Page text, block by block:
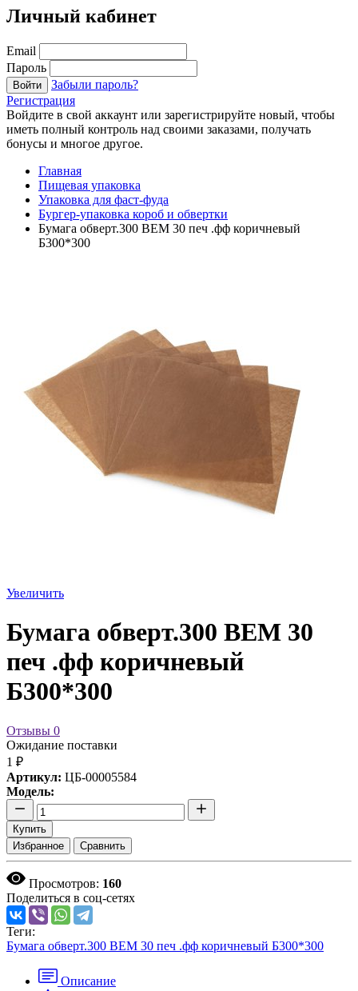
Личный кабинет
Email
Пароль
Войти
Забыли пароль?
Регистрация
Войдите в свой аккаунт или зарегистрируйте новый, чтобы
иметь полный контроль над своими заказами, получать
бонусы и многое другое.
Главная
Пищевая упаковка
Упаковка для фаст-фуда
Бургер-упаковка короб и обвертки
Бумага обверт.300 ВЕМ 30 печ .фф коричневый
Б300*300
Увеличить
Бумага обверт.300 ВЕМ 30
печ .фф коричневый
Б300*300
Отзывы 0
Ожидание поставки
1 ₽
Артикул: ЦБ-00005584
Модель:
Купить
Избранное
Сравнить
Просмотров: 160
Поделиться в соц-сетях
Теги:
Бумага обверт.300 ВЕМ 30 печ .фф коричневый Б300*300
Описание